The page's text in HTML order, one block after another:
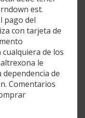
est.
pago del
con tarjeta de
de los
le
de
Comentarios